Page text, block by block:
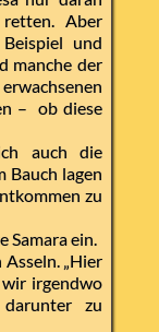
Aber
und
manche der
– ob diese
auch die
Bauch lagen
zu
Samara ein.
„Hier
irgendwo
zu